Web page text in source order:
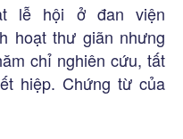
lễ hội ở đan viện
hoạt thư giãn nhưng
chỉ nghiên cứu, tất
hiệp. Chứng từ của